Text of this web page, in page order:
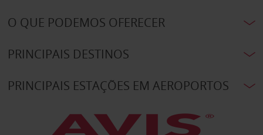
O QUE PODEMOS OFERECER
PRINCIPAIS DESTINOS
PRINCIPAIS ESTAÇÕES EM AEROPORTOS